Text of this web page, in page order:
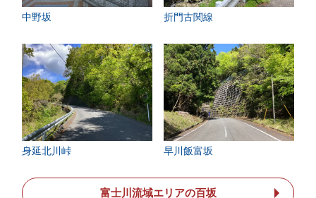
中野坂 折門古関線
身延北川峠 早川飯富坂
富士川流域エリアの百坂